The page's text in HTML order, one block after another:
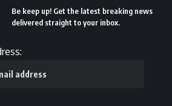
Be keep up! Get the latest breaking news
delivered straight to your inbox.